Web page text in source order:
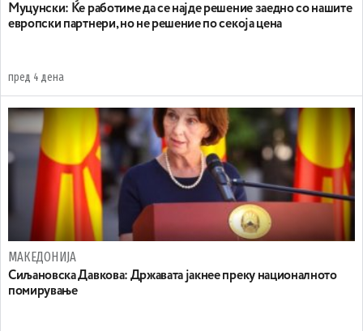
Муцунски: Ќе работиме да се најде решение заедно со нашите
европски партнери, но не решение по секоја цена
пред 4 дена
МАКЕДОНИЈА
Сиљановска Давкова: Државата јакнее преку националното
помирување